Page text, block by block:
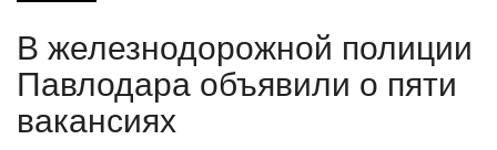
ПАВЛОДАРСКАЯ ОБЛАСТЬ
КАЗАХСТАН
В железнодорожной полиции
Павлодара объявили о пяти
вакансиях